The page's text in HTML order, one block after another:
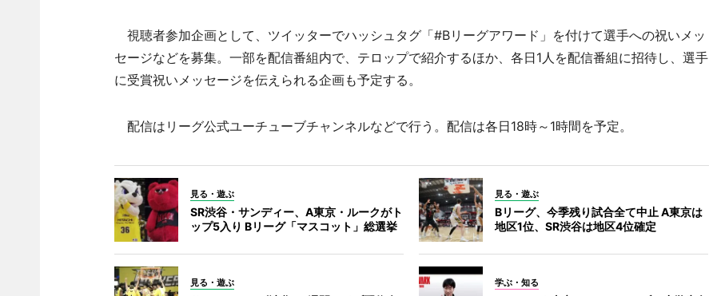
視聴者参加企画として、ツイッターでハッシュタグ「#Bリーグアワード」を付けて選手への祝いメッ
セージなどを募集。一部を配信番組内で、テロップで紹介するほか、各日1人を配信番組に招待し、選手
に受賞祝いメッセージを伝えられる企画も予定する。
配信はリーグ公式ユーチューブチャンネルなどで行う。配信は各日18時～1時間を予定。
見る・遊ぶ
SR渋谷・サンディー、A東京・ルークがト
ップ5入り Bリーグ「マスコット」総選挙
見る・遊ぶ
Bリーグ、今季残り試合全て中止 A東京は
地区1位、SR渋谷は地区4位確定
見る・遊ぶ 学ぶ・知る